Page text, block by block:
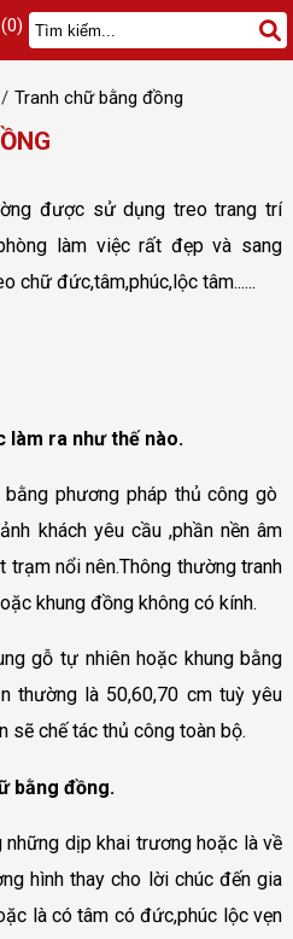
(0)
Tranh chữ bằng đồng
được sử dụng treo trang trí
làm việc rất đẹp và sang
chữ đức,tâm,phúc,lộc tâm......
làm ra như thế nào.
phương pháp thủ công gò
khách yêu cầu ,phần nền âm
nổi nên.Thông thường tranh
khung đồng không có kính.
gỗ tự nhiên hoặc khung bằng
thường là 50,60,70 cm tuỳ yêu
sẽ chế tác thủ công toàn bộ.
bằng đồng.
dịp khai trương hoặc là về
hình thay cho lời chúc đến gia
là có tâm có đức,phúc lộc vẹn